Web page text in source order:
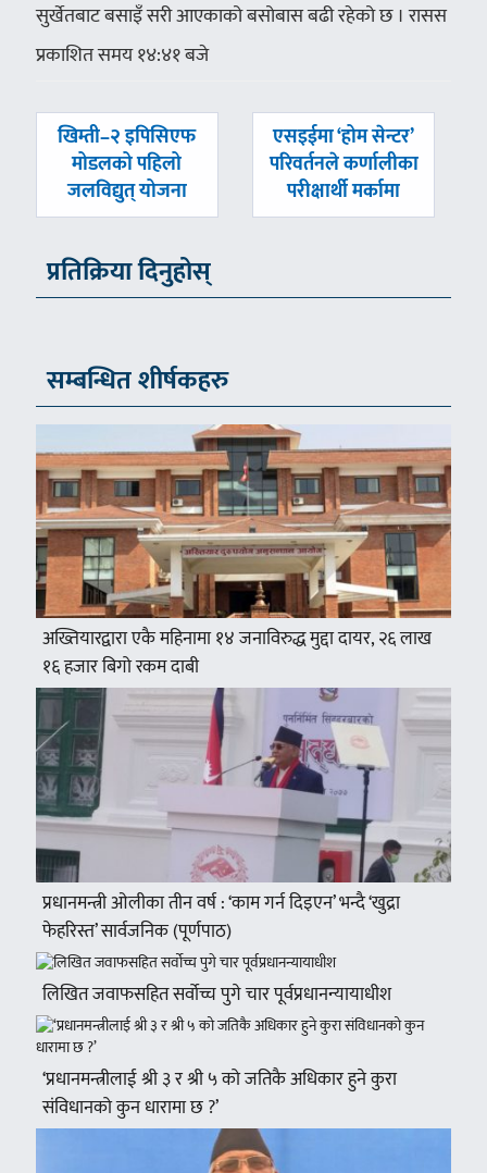
सुर्खेतबाट बसाइँ सरी आएकाको बसोबास बढी रहेको छ । रासस
प्रकाशित समय १४:४१ बजे
पछिल्लाे
खिम्ती–२ इपिसिएफ
मोडलको पहिलो
जलविद्युत् योजना
अघिल्लाे
-
एसइईमा ‘होम सेन्टर’
परिवर्तनले कर्णालीका
परीक्षार्थी मर्कामा
प्रतिक्रिया दिनुहोस्
सम्बन्धित शीर्षकहरु
अख्तियारद्वारा एकै महिनामा १४ जनाविरुद्ध मुद्दा दायर, २६ लाख
१६ हजार बिगो रकम दाबी
प्रधानमन्त्री ओलीका तीन वर्ष : ‘काम गर्न दिइएन’ भन्दै ‘खुद्रा
फेहरिस्त’ सार्वजनिक (पूर्णपाठ)
लिखित जवाफसहित सर्वोच्च पुगे चार पूर्वप्रधानन्यायाधीश
‘प्रधानमन्त्रीलाई श्री ३ र श्री ५ को जतिकै अधिकार हुने कुरा
संविधानको कुन धारामा छ ?’